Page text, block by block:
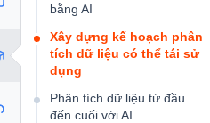
bằng AI
Xây dựng kế hoạch phân
tích dữ liệu có thể tái sử
dụng
Phân tích dữ liệu từ đầu
đến cuối với AI